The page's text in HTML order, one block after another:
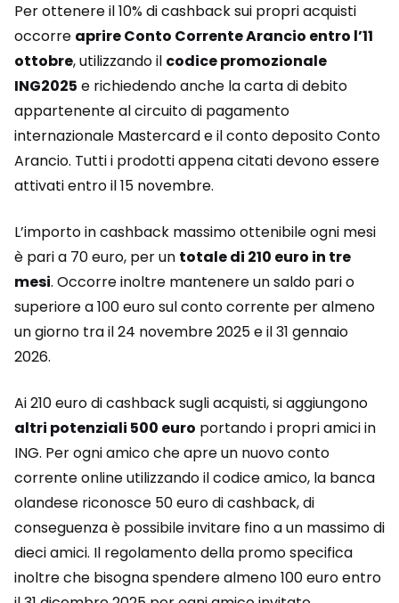
Per ottenere il 10% di cashback sui propri acquisti
occorre aprire Conto Corrente Arancio entro l’11
ottobre, utilizzando il codice promozionale
ING2025 e richiedendo anche la carta di debito
appartenente al circuito di pagamento
internazionale Mastercard e il conto deposito Conto
Arancio. Tutti i prodotti appena citati devono essere
attivati entro il 15 novembre.
L’importo in cashback massimo ottenibile ogni mesi
è pari a 70 euro, per un totale di 210 euro in tre
mesi. Occorre inoltre mantenere un saldo pari o
superiore a 100 euro sul conto corrente per almeno
un giorno tra il 24 novembre 2025 e il 31 gennaio
2026.
Ai 210 euro di cashback sugli acquisti, si aggiungono
altri potenziali 500 euro portando i propri amici in
ING. Per ogni amico che apre un nuovo conto
corrente online utilizzando il codice amico, la banca
olandese riconosce 50 euro di cashback, di
conseguenza è possibile invitare fino a un massimo di
dieci amici. Il regolamento della promo specifica
inoltre che bisogna spendere almeno 100 euro entro